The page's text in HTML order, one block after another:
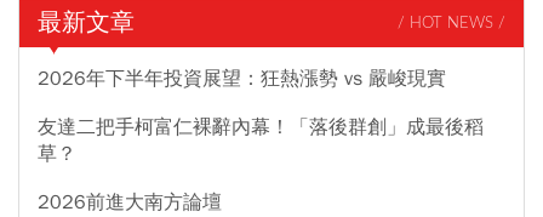
最新文章 / HOT NEWS /
2026年下半年投資展望：狂熱漲勢 vs 嚴峻現實
友達二把手柯富仁裸辭內幕！「落後群創」成最後稻
草？
2026前進大南方論壇